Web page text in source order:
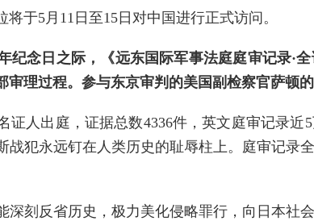
于5月11日至15日对中国进行正式访问。
纪念日之际，《远东国际军事法庭庭审记录·
理过程。参与东京审判的美国副检察官萨顿
证人出庭，证据总数4336件，英文庭审记录
犯永远钉在人类历史的耻辱柱上。庭审记录
深刻反省历史，极力美化侵略罪行，向日本社